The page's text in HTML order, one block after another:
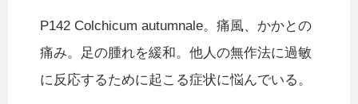
P142 Colchicum autumnale。痛風、かかとの
痛み。足の腫れを緩和。他人の無作法に過敏
に反応するために起こる症状に悩んでいる。